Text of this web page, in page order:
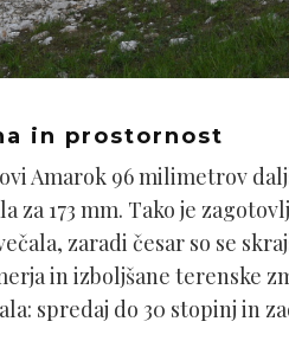
in prostornost
Amarok 96 milimetrov
za 173 mm. Tako je
zaradi česar so se
in izboljšane terenske
spredaj do 30 stopinj in